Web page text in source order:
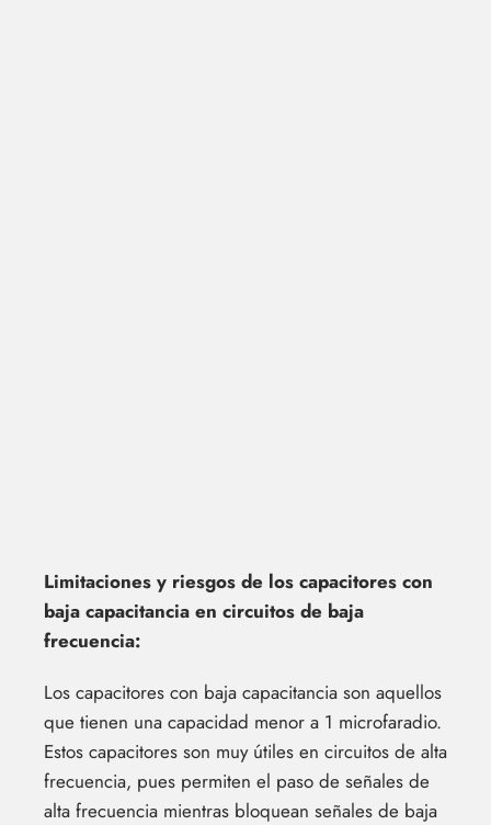
Limitaciones y riesgos de los capacitores con
baja capacitancia en circuitos de baja
frecuencia:
Los capacitores con baja capacitancia son aquellos
que tienen una capacidad menor a 1 microfaradio.
Estos capacitores son muy útiles en circuitos de alta
frecuencia, pues permiten el paso de señales de
alta frecuencia mientras bloquean señales de baja